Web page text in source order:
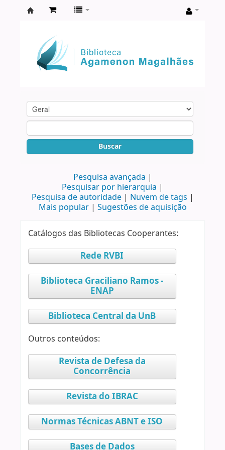
Agamenon
Magalhães
Buscar
Pesquisa avançada
Pesquisar por hierarquia
Pesquisa de autoridade
Nuvem de tags
Mais popular
Sugestões de aquisição
Catálogos das Bibliotecas Cooperantes:
Rede RVBI
Biblioteca Graciliano Ramos -
ENAP
Biblioteca Central da UnB
Outros conteúdos:
Revista de Defesa da
Concorrência
Revista do IBRAC
Normas Técnicas ABNT e ISO
Bases de Dados